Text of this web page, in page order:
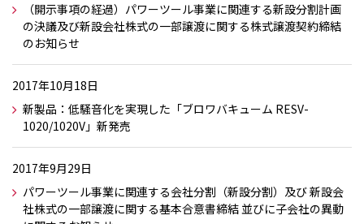
（開示事項の経過）パワーツール事業に関連する新設分割計画
の決議及び新設会社株式の一部譲渡に関する株式譲渡契約締結
のお知らせ
2017年10月18日
新製品：低騒音化を実現した「ブロワバキューム RESV-
1020/1020V」新発売
2017年9月29日
パワーツール事業に関連する会社分割（新設分割）及び 新設会
社株式の一部譲渡に関する基本合意書締結 並びに子会社の異動